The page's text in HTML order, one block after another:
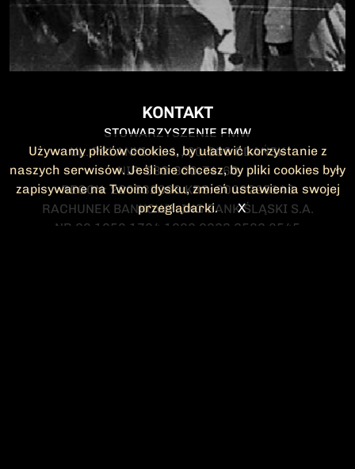
KONTAKT
STOWARZYSZENIE FMW
UL. POLANKI 41-1 , 80-308 GDAŃSK
NIP: 583-300-74-60
REGON: 220532063 KRS: 0000295148
RACHUNEK BANKOWY: ING BANK ŚLĄSKI S.A.
NR 90 1050 1764 1000 0023 2582 8545
Używamy plików cookies, by ułatwić korzystanie z
naszych serwisów. Jeśli nie chcesz, by pliki cookies były
zapisywane na Twoim dysku, zmień ustawienia swojej
przeglądarki.
X